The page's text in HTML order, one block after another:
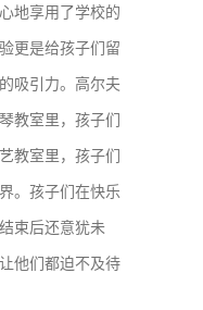
地享用了学校的
更是给孩子们留
吸引力。高尔夫
教室里，孩子们
教室里，孩子们
。孩子们在快乐
束后还意犹未
他们都迫不及待